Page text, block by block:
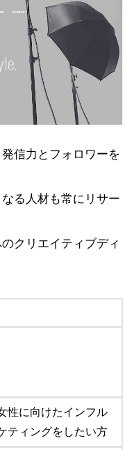
信力とフォロワーを
る人材も常にリサー
クリエイティブディ
性に向けたインフル
ティングをしたい方